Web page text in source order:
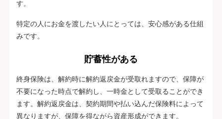
す。
特定の人にお金を渡したい人にとっては、安心感がある仕組
みです。
貯蓄性がある
終身保険は、解約時に解約返戻金が受取れますので、保障が
不要になった時点で解約し、一時金として受取ることができ
ます。解約返戻金は、契約期間や払い込んだ保険料によって
異なりますが、保障を得ながら資産形成ができます。